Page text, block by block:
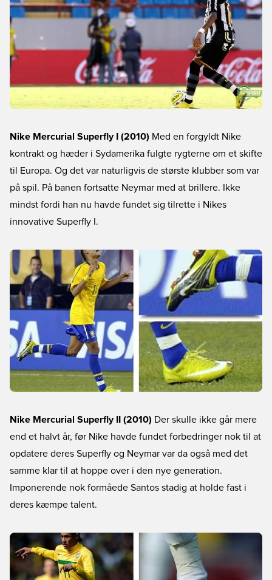
Nike Mercurial Superfly I (2010) Med en forgyldt Nike
kontrakt og hæder i Sydamerika fulgte rygterne om et skifte
til Europa. Og det var naturligvis de største klubber som var
på spil. På banen fortsatte Neymar med at brillere. Ikke
mindst fordi han nu havde fundet sig tilrette i Nikes
innovative Superfly I.
Nike Mercurial Superfly II (2010) Der skulle ikke går mere
end et halvt år, før Nike havde fundet forbedringer nok til at
opdatere deres Superfly og Neymar var da også med det
samme klar til at hoppe over i den nye generation.
Imponerende nok formåede Santos stadig at holde fast i
deres kæmpe talent.